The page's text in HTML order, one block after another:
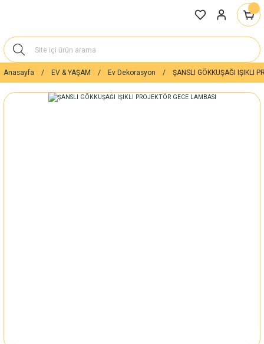
Anasayfa EV & YAŞAM Ev Dekorasyon ŞANSLI GÖKKUŞAĞI IŞIKLI